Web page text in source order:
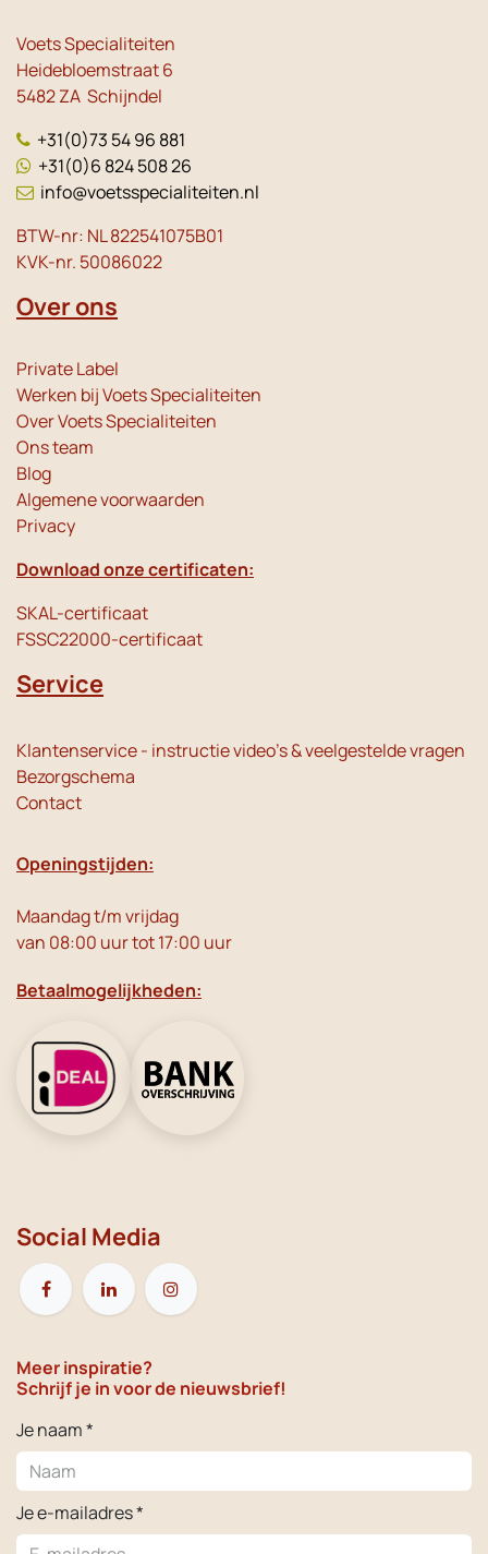
Voets Specialiteiten
Heidebloemstraat 6
5482 ZA Schijndel
+31(0)73 54 96 881
+31(0)6 824 508 26
info@voetsspecialiteiten.nl
BTW-nr: NL 822541075B01
KVK-nr. 50086022
Over ons
Private Label
Werken bij Voets Specialiteiten
Over Voets Specialiteiten
Ons team
Blog
Algemene voorwaarden
Privacy
Download onze certificaten:
SKAL-certificaat
FSSC22000-certificaat
Service
Klantenservice - instructie video's & veelgestelde vragen
Bezorgschema
Contact
Openingstijden:
Maandag t/m vrijdag
van 08:00 uur tot 17:00 uur
Betaalmogelijkheden:
Social Media
Meer inspiratie?
Schrijf je in voor de nieuwsbrief!
Je naam *
Je e-mailadres *